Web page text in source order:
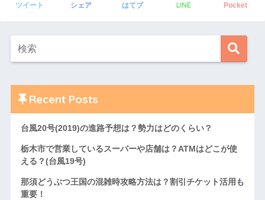
ツイート シェア はてブ LINE Pocket
Recent Posts
台風20号(2019)の進路予想は？勢力はどのくらい？
栃木市で営業しているスーパーや店舗は？ATMはどこが使
える？(台風19号)
那須どうぶつ王国の混雑時攻略方法は？割引チケット活用も
重要！